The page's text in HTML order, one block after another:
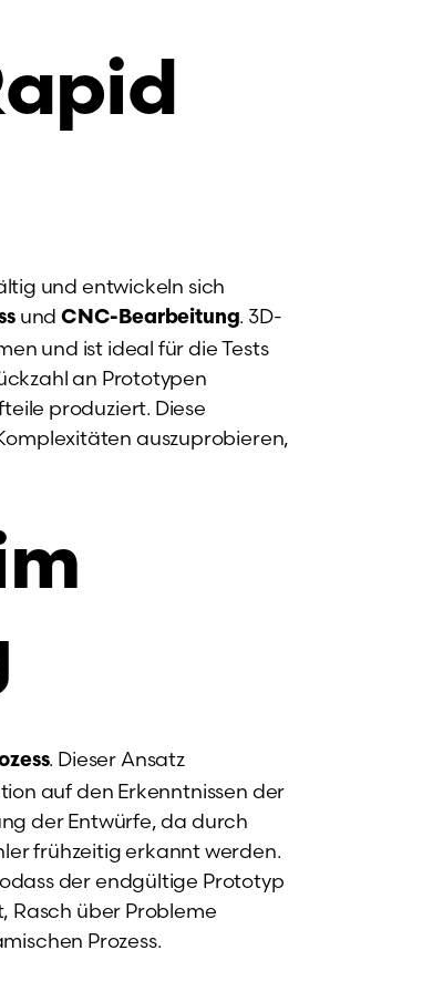
und entwickeln sich
undCNC-Bearbeitung. 3D-
und ist ideal für die Tests
an Prototypen
produziert. Diese
auszuprobieren,
. Dieser Ansatz
auf den Erkenntnissen der
der Entwürfe, da durch
frühzeitig erkannt werden.
der endgültige Prototyp
Rasch über Probleme
Prozess.